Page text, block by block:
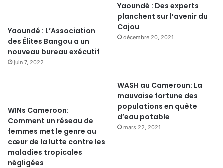
Yaoundé : L’Association
des Élites Bangou a un
nouveau bureau exécutif
juin 7, 2022
Yaoundé : Des experts
planchent sur l’avenir du
Cajou
décembre 20, 2021
WINs Cameroon:
Comment un réseau de
femmes met le genre au
cœur de la lutte contre les
maladies tropicales
négligées
WASH au Cameroun: La
mauvaise fortune des
populations en quête
d’eau potable
mars 22, 2021